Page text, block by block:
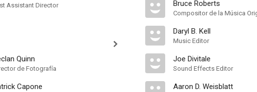
Assistant Director
Quinn
de Fotografía
Capone
Bruce Roberts
Compositor de la Música
Daryl B. Kell
Music Editor
Joe Divitale
Sound Effects Editor
Aaron D. Weisblatt